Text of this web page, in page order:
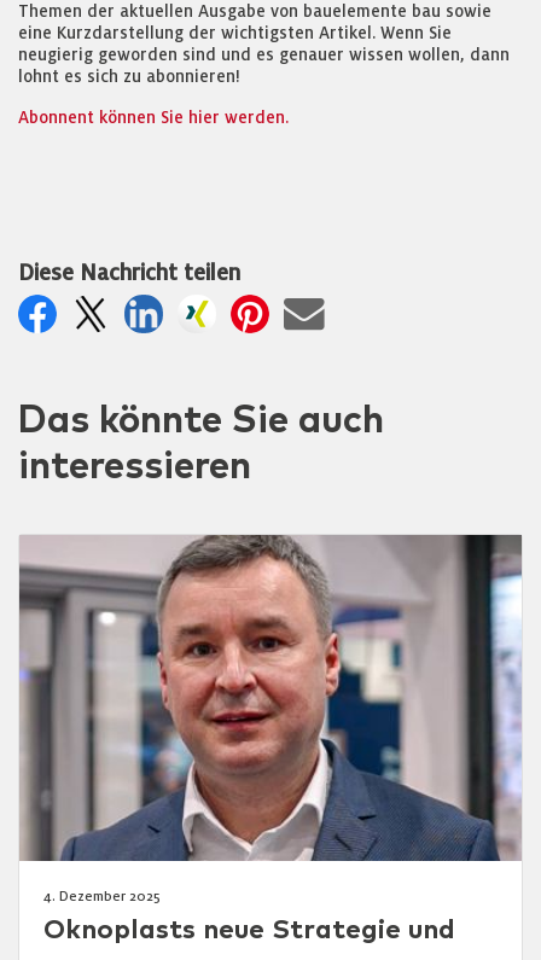
Themen der aktuellen Ausgabe von bauelemente bau sowie
eine Kurzdarstellung der wichtigsten Artikel. Wenn Sie
neugierig geworden sind und es genauer wissen wollen, dann
lohnt es sich zu abonnieren!
Abonnent können Sie hier werden.
Diese Nachricht teilen
Das könnte Sie auch
interessieren
4. Dezember 2025
Oknoplasts neue Strategie und